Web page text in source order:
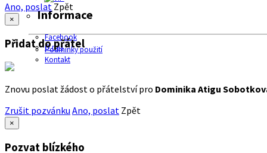
Informace
Facebook
O nás
Podmínky použití
Kontakt
Ano, poslat Zpět
×
Přidat do přátel
Znovu poslat žádost o přátelství pro Dominika Atigu
Zrušit pozvánku Ano, poslat Zpět
×
Pozvat blízkého